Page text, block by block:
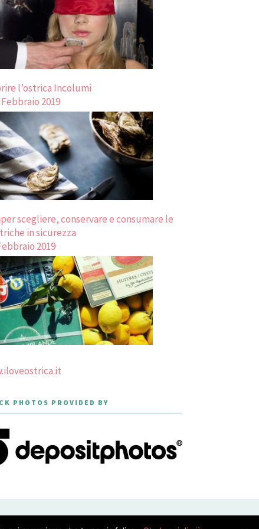
l’ostrica Incolumi
Febbraio 2019
scegliere, conservare e consumare le
in sicurezza
2019
PHOTOS PROVIDED BY